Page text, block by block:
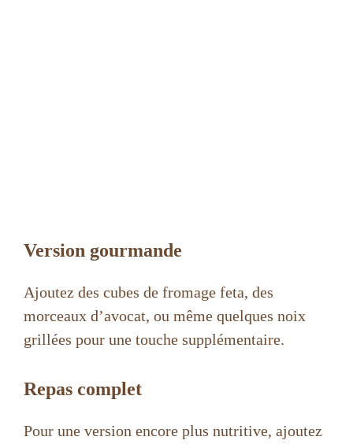
Version gourmande
Ajoutez des cubes de fromage feta, des
morceaux d’avocat, ou même quelques noix
grillées pour une touche supplémentaire.
Repas complet
Pour une version encore plus nutritive, ajoutez